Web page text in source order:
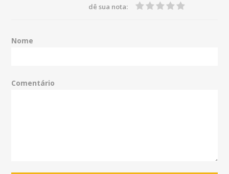
dê sua nota:
Nome
Comentário